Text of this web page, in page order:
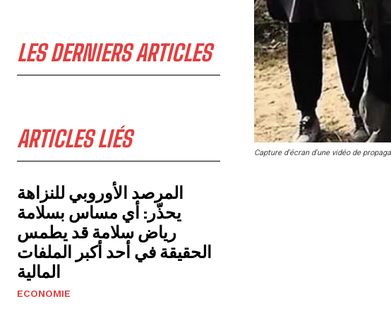
LES DERNIERS ARTICLES
ARTICLES LIÉS
المرصد الأوروبي للنزاهة
يحذّر: أي مساس بسلامة
رياض سلامة قد يطمس
الحقيقة في أحد أكبر الملفات
المالية
ECONOMIE
Capture d'écran d'une vidéo de